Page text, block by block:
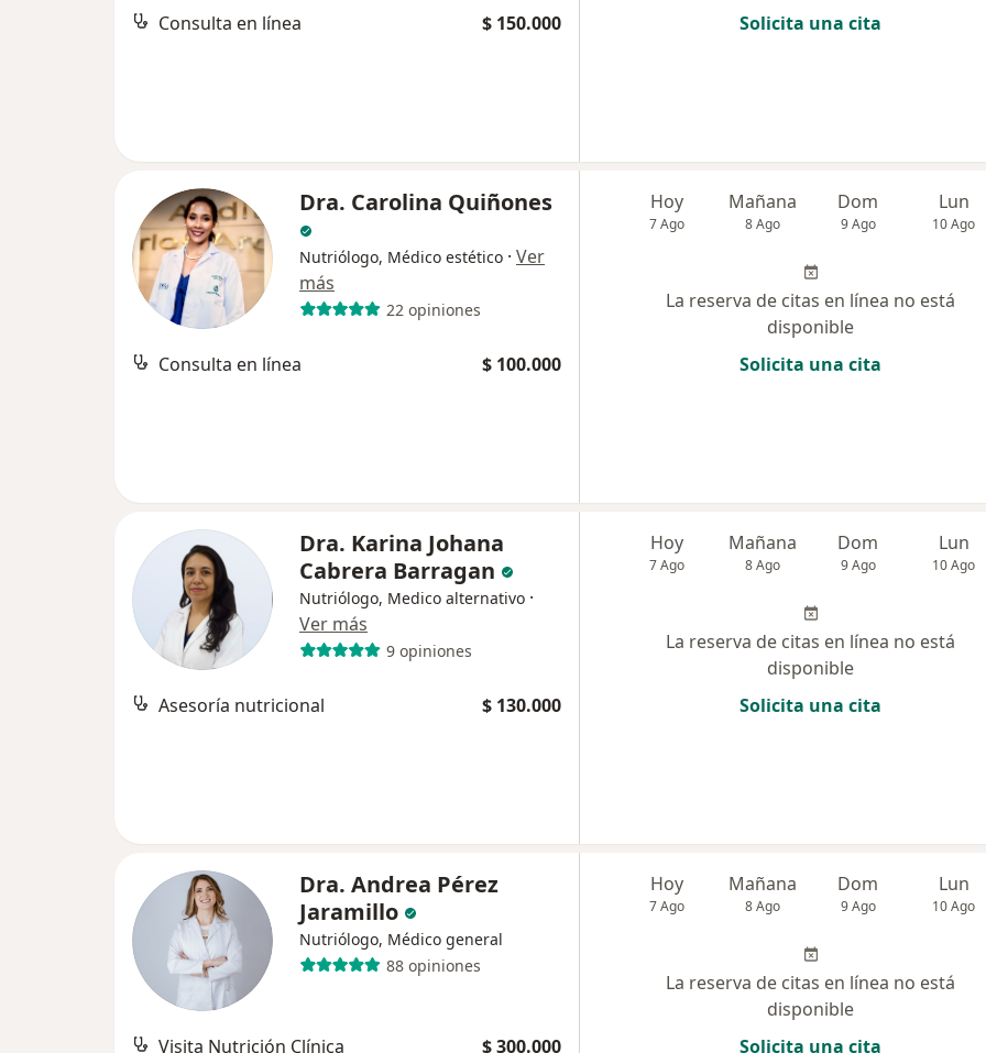
Consulta en línea $ 150.000
Solicita una cita
Dra. Carolina Quiñones
Nutriólogo, Médico estético · Ver
más
22 opiniones
Consulta en línea $ 100.000
Hoy
7 Ago
Mañana
8 Ago
Dom
9 Ago
Lun
10 Ago
La reserva de citas en línea no está
disponible
Solicita una cita
Dra. Karina Johana
Cabrera Barragan
Nutriólogo, Medico alternativo ·
Ver más
9 opiniones
Asesoría nutricional $ 130.000
Hoy
7 Ago
Mañana
8 Ago
Dom
9 Ago
Lun
10 Ago
La reserva de citas en línea no está
disponible
Solicita una cita
Dra. Andrea Pérez
Jaramillo
Nutriólogo, Médico general
88 opiniones
Visita Nutrición Clínica $ 300.000
Hoy
7 Ago
Mañana
8 Ago
Dom
9 Ago
Lun
10 Ago
La reserva de citas en línea no está
disponible
Solicita una cita